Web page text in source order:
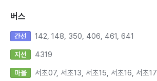
버스
간선 142, 148, 350, 406, 461, 641
지선 4319
마을 서초07, 서초13, 서초15, 서초16, 서초17